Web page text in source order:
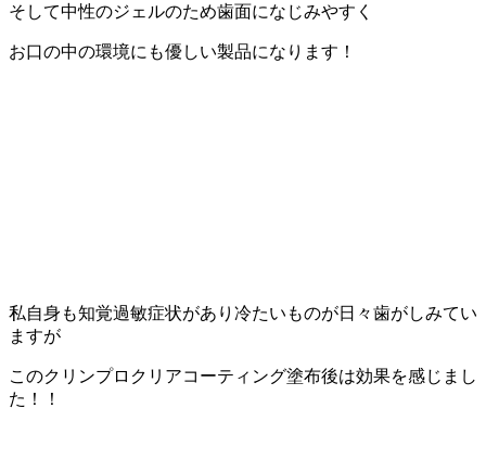
そして中性のジェルのため歯面になじみやすく
お口の中の環境にも優しい製品になります！
私自身も知覚過敏症状があり冷たいものが日々歯がしみてい
ますが
このクリンプロクリアコーティング塗布後は効果を感じまし
た！！